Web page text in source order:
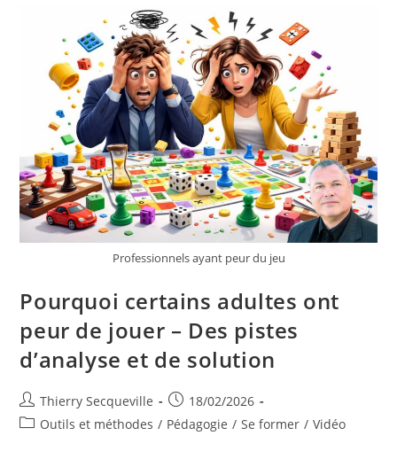
Réseaux
Sociaux
Offline
?
Professionnels ayant peur du jeu
Pourquoi certains adultes ont
peur de jouer – Des pistes
d’analyse et de solution
Auteur/autrice
de
Thierry Secqueville
Publication
publiée :
18/02/2026
PostOutils et méthodes / Pédagogie / Se former / Vidéo